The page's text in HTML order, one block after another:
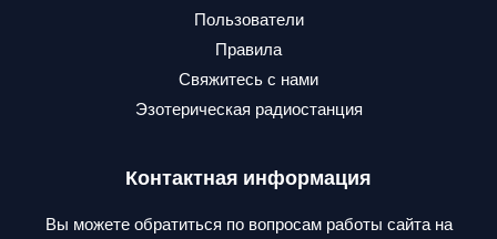
Пользователи
Правила
Свяжитесь с нами
Эзотерическая радиостанция
Контактная информация
Вы можете обратиться по вопросам работы сайта на